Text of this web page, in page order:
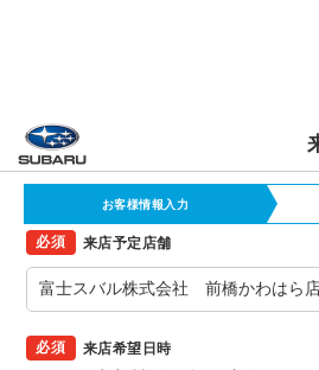
お客様情報入力
来店予定店舗
来店希望日時